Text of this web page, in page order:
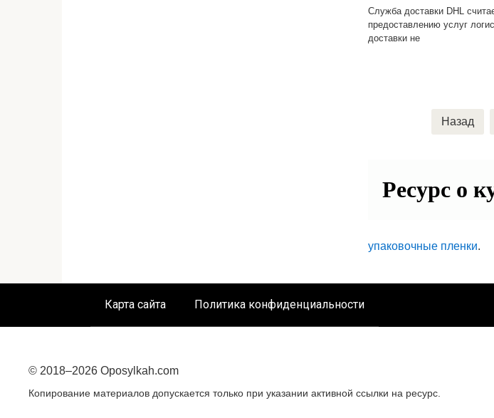
Служба доставки DHL
предоставлению услуг
доставки не
Назад
Ресурс о
упаковочные пленки.
Карта сайта Политика конфиденциальности
© 2018–2026 Oposylkah.com
Копирование материалов допускается только при указании активной ссылки на ресурс.